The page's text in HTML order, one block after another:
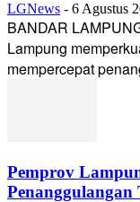
LGNews - 6 Agustus
BANDAR
Lampung
mempercepat
Pemprov
Penanggulangan